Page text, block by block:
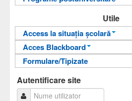
Carti online
Utile
Access la situația școlară
Informații pentru acces
Autentificare
Acces Blackboard
Informații pentru acces
Autentificare
Formulare/Tipizate
Autentificare site